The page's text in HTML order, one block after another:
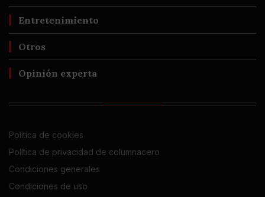
Entretenimiento
Otros
Opinión experta
Política de cookies
Política de privacidad de columnacero
Condiciones generales
Condiciones de uso